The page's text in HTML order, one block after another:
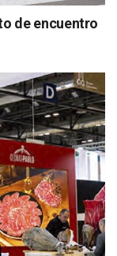
de encuentro